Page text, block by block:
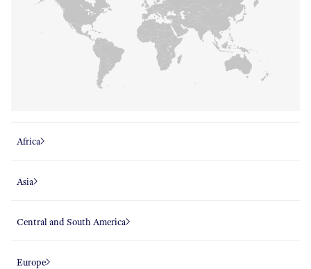
Africa
Asia
Central and South America
Europe